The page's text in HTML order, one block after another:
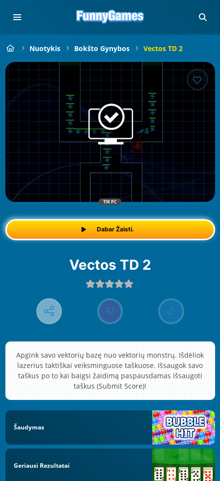
Nuotykis Bokšto Gynybos Vectos TD 2
TIK PC
Dabar Žaisti.
Vectos TD 2
Apgink savo vektorių bazę nuo vektorių monstrų. Išdėliok
lazerius taktiškai veiksminguose taškuose. Išsaugok savo
taškus po to kai baigsi žaidimą paspausdamas Išsaugoti
taškus (Submit Score)!
Šaudymas
Geriausi Rezultatai